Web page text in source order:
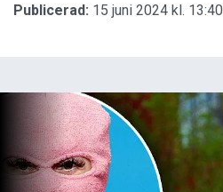
Publicerad: 15 juni 2024 kl. 13:40